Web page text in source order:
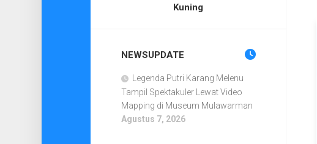
Kuning
NEWSUPDATE
Legenda Putri Karang Melenu
Tampil Spektakuler Lewat Video
Mapping di Museum Mulawarman
Agustus 7, 2026